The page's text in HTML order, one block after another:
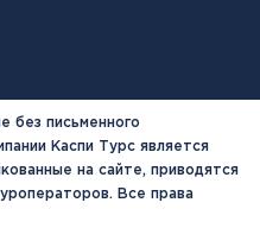
без письменного
Каспи Турс является
на сайте, приводятся
Все права